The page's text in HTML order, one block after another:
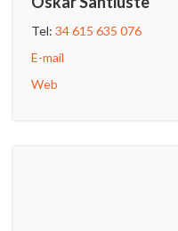
Tel: 34 615 635 076
E-mail
Web